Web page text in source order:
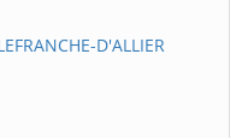
D'ALLIER